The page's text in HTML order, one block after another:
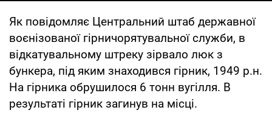
Як повідомляє Центральний штаб державної
воєнізованої гірничорятувальної служби, в
відкатувальному штреку зірвало люк з
бункера, під яким знаходився гірник, 1949 р.н.
На гірника обрушилося 6 тонн вугілля. В
результаті гірник загинув на місці.